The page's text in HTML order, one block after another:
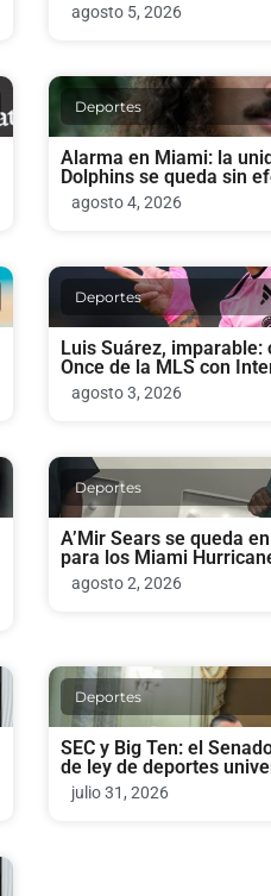
agosto 5, 2026
Deportes
Alarma en Miami: la
Dolphins se queda sin
agosto 4, 2026
Deportes
Luis Suárez, imparable:
Once de la MLS con
agosto 3, 2026
Deportes
A’Mir Sears se queda
para los Miami
agosto 2, 2026
Deportes
SEC y Big Ten: el
de ley de deportes
julio 31, 2026